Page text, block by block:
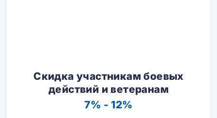
Скидка участникам боевых
действий и ветеранам
7% - 12%